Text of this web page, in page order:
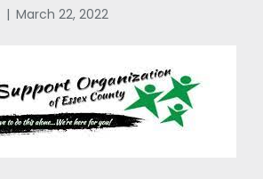
| March 22, 2022